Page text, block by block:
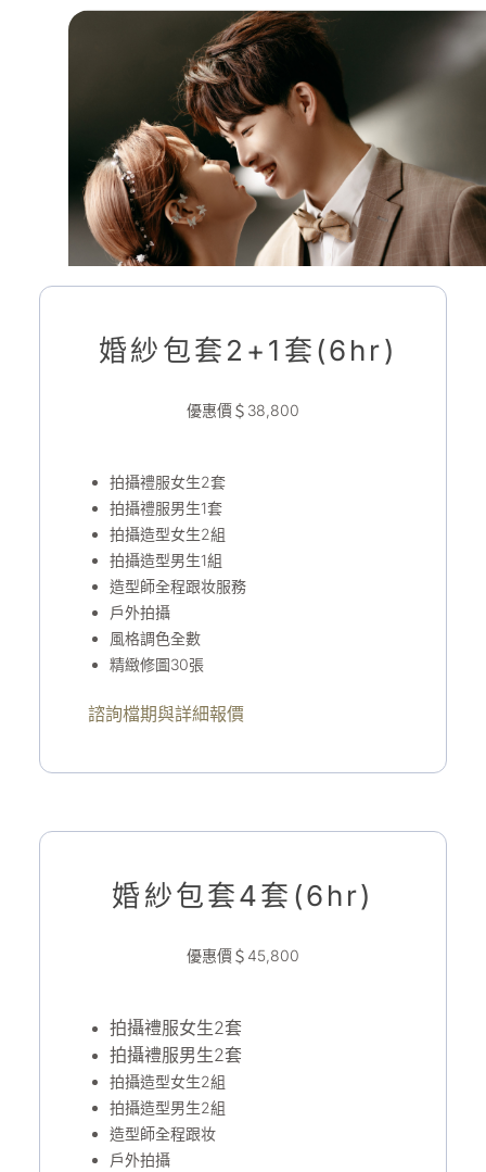
婚紗包套2+1套(6hr)
優惠價＄38,800
拍攝禮服女生2套
拍攝禮服男生1套
拍攝造型女生2組
拍攝造型男生1組
造型師全程跟妆服務
戶外拍攝
風格調色全數
精緻修圖30張
諮詢檔期與詳細報價
婚紗包套4套(6hr)
優惠價＄45,800
拍攝禮服女生2套
拍攝禮服男生2套
拍攝造型女生2組
拍攝造型男生2組
造型師全程跟妆
戶外拍攝